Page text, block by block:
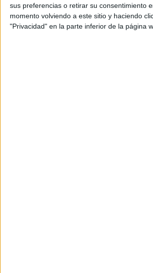
sus preferencias o retirar su consentimiento
momento volviendo a este sitio y haciendo
"Privacidad" en la parte inferior de la página
EN ESTA NOTA
TAURO